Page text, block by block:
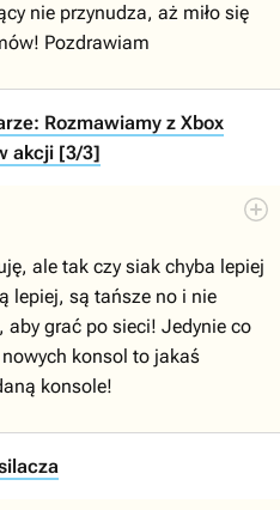
nie przynudza, aż miło się
Pozdrawiam
Rozmawiamy z Xbox
akcji [3/3]
ale tak czy siak chyba lepiej
lepiej, są tańsze no i nie
grać po sieci! Jedynie co
nowych konsol to jakaś
konsole!